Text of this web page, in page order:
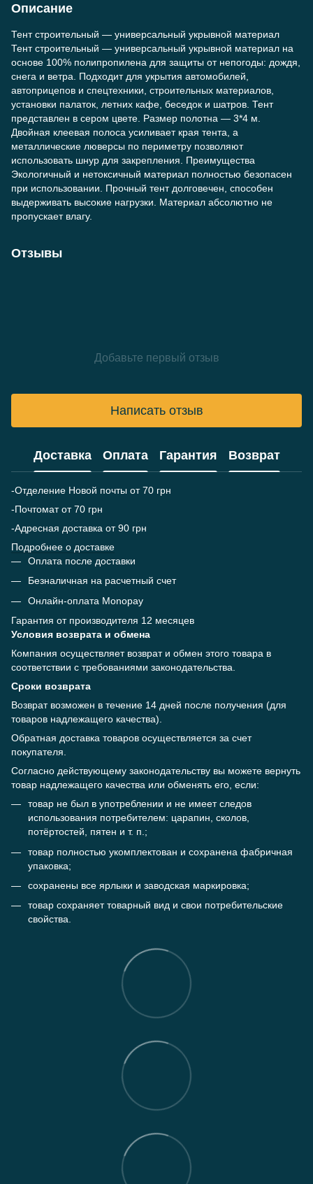
Описание
Тент строительный — универсальный укрывной материал
Тент строительный — универсальный укрывной материал на
основе 100% полипропилена для защиты от непогоды: дождя,
снега и ветра. Подходит для укрытия автомобилей,
автоприцепов и спецтехники, строительных материалов,
установки палаток, летних кафе, беседок и шатров. Тент
представлен в сером цвете. Размер полотна — 3*4 м.
Двойная клеевая полоса усиливает края тента, а
металлические люверсы по периметру позволяют
использовать шнур для закрепления. Преимущества
Экологичный и нетоксичный материал полностью безопасен
при использовании. Прочный тент долговечен, способен
выдерживать высокие нагрузки. Материал абсолютно не
пропускает влагу.
Отзывы
Добавьте первый отзыв
Написать отзыв
Доставка Оплата Гарантия Возврат
-Отделение Новой почты от 70 грн
-Почтомат от 70 грн
-Адресная доставка от 90 грн
Подробнее о доставке
Оплата после доставки
Безналичная на расчетный счет
Онлайн-оплата Monopay
Гарантия от производителя 12 месяцев
Условия возврата и обмена
Компания осуществляет возврат и обмен этого товара в
соответствии с требованиями законодательства.
Сроки возврата
Возврат возможен в течение 14 дней после получения (для
товаров надлежащего качества).
Обратная доставка товаров осуществляется за счет
покупателя.
Согласно действующему законодательству вы можете вернуть
товар надлежащего качества или обменять его, если:
товар не был в употреблении и не имеет следов
использования потребителем: царапин, сколов,
потёртостей, пятен и т. п.;
товар полностью укомплектован и сохранена фабричная
упаковка;
сохранены все ярлыки и заводская маркировка;
товар сохраняет товарный вид и свои потребительские
свойства.